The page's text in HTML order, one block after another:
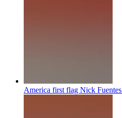
America first flag Nick Fuentes